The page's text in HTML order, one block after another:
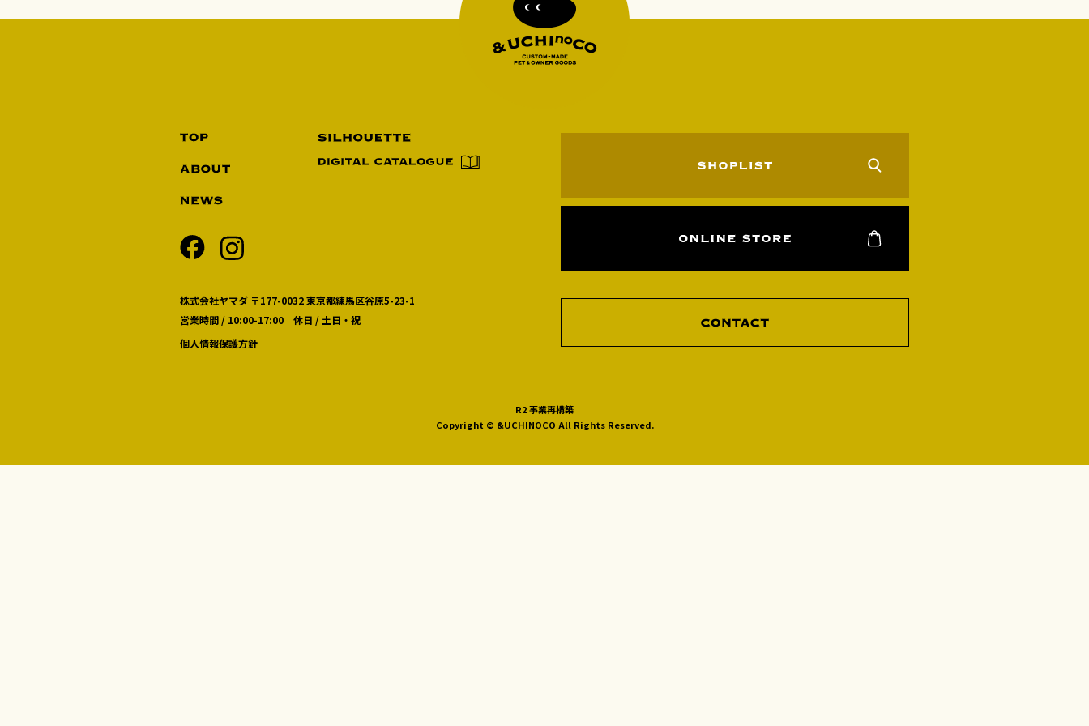
株式会社ヤマダ 〒177-0032 東京都練馬区谷原5-23-1
営業時間 / 10:00-17:00 休日 / 土日・祝
個人情報保護方針
R2 事業再構築
Copyright © &UCHINOCO All Rights Reserved.